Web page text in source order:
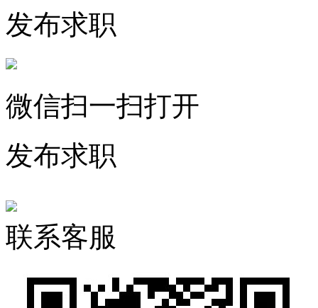
发布求职
微信扫一扫打开
发布求职
联系客服